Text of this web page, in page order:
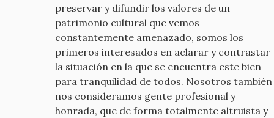
preservar y difundir los valores de un
patrimonio cultural que vemos
constantemente amenazado, somos los
primeros interesados en aclarar y contrastar
la situación en la que se encuentra este bien
para tranquilidad de todos. Nosotros también
nos consideramos gente profesional y
honrada, que de forma totalmente altruista y